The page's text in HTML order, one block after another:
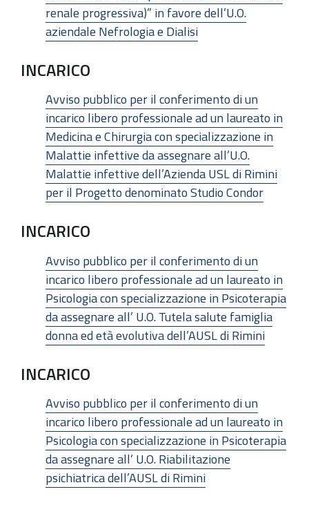
renale progressiva)” in favore dell’U.O.
aziendale Nefrologia e Dialisi
INCARICO
Avviso pubblico per il conferimento di un
incarico libero professionale ad un laureato in
Medicina e Chirurgia con specializzazione in
Malattie infettive da assegnare all’U.O.
Malattie infettive dell’Azienda USL di Rimini
per il Progetto denominato Studio Condor
INCARICO
Avviso pubblico per il conferimento di un
incarico libero professionale ad un laureato in
Psicologia con specializzazione in Psicoterapia
da assegnare all’ U.O. Tutela salute famiglia
donna ed età evolutiva dell’AUSL di Rimini
INCARICO
Avviso pubblico per il conferimento di un
incarico libero professionale ad un laureato in
Psicologia con specializzazione in Psicoterapia
da assegnare all’ U.O. Riabilitazione
psichiatrica dell’AUSL di Rimini